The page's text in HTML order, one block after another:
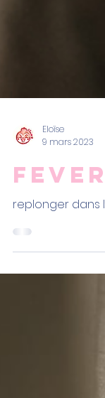
9 mars 2023
replonger dans